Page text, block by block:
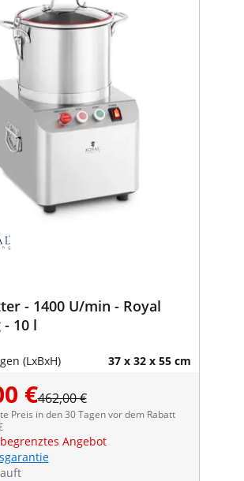
- 1400 U/min - Royal
- 10 l
(LxBxH) 37 x 32 x 55 cm
€462,00 €
Preis in den 30 Tagen vor dem Rabatt
Angebot